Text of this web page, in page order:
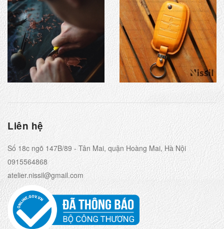
Liên hệ
Số 18c ngõ 147B/89 - Tân Mai, quận Hoàng Mai, Hà Nội
0915564868
atelier.nissil@gmail.com